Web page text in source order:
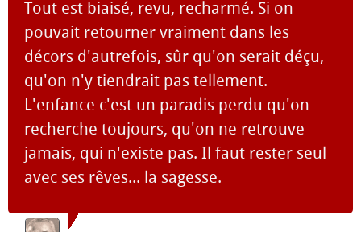
Tout est biaisé, revu, recharmé. Si on
pouvait retourner vraiment dans les
décors d'autrefois, sûr qu'on serait déçu,
qu'on n'y tiendrait pas tellement.
L'enfance c'est un paradis perdu qu'on
recherche toujours, qu'on ne retrouve
jamais, qui n'existe pas. Il faut rester seul
avec ses rêves... la sagesse.